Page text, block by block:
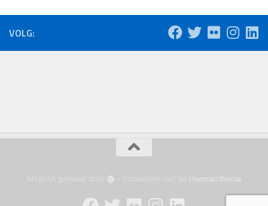
VOLG:
Mogelijk gemaakt door - Ontworpen met de Hueman thema